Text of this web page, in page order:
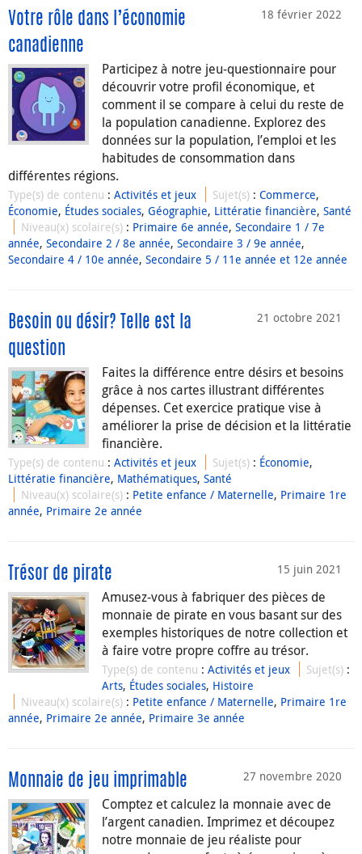
18 février 2022
Votre rôle dans l’économie
canadienne
Participez à notre jeu-questionnaire pour
découvrir votre profil économique, et
comment il se compare à celui du reste de
la population canadienne. Explorez des
données sur la population, l’emploi et les
habitudes de consommation dans
différentes régions.
Type(s) de contenu : Activités et jeux Sujet(s) :Commerce,
Économie, Études sociales, Géographie, Littératie financière, Santé
Niveau(x) scolaire(s) : Primaire 6e année,Secondaire 1 / 7e
année, Secondaire 2 / 8e année, Secondaire 3 / 9e année,
Secondaire 4 / 10e année, Secondaire 5 / 11e année et 12e année
21 octobre 2021
Besoin ou désir? Telle est la
question
Faites la différence entre désirs et besoins
grâce à nos cartes illustrant différentes
dépenses. Cet exercice pratique vise à
améliorer la prise de décision et la littératie
financière.
Type(s) de contenu : Activités et jeux Sujet(s) : Économie,
Littératie financière, Mathématiques, Santé
Niveau(x) scolaire(s) : Petite enfance / Maternelle, Primaire 1re
année, Primaire 2e année
15 juin 2021
Trésor de pirate
Amusez-vous à fabriquer des pièces de
monnaie de pirate en vous basant sur des
exemples historiques de notre collection et
à faire votre propre coffre au trésor.
Type(s) de contenu : Activités et jeux Sujet(s) :
Arts, Études sociales, Histoire
Niveau(x) scolaire(s) : Petite enfance / Maternelle, Primaire 1re
année, Primaire 2e année, Primaire 3e année
27 novembre 2020
Monnaie de jeu imprimable
Comptez et calculez la monnaie avec de
l’argent canadien. Imprimez et découpez
notre monnaie de jeu réaliste pour